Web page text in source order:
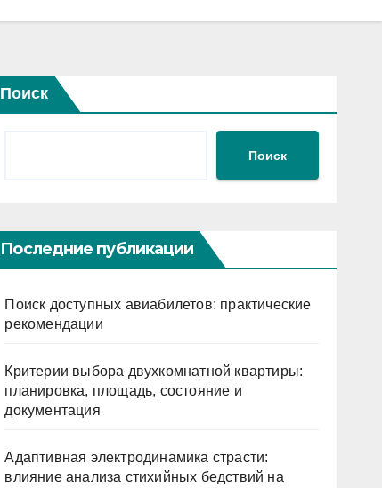
Поиск
Поиск
Последние публикации
Поиск доступных авиабилетов: практические
рекомендации
Критерии выбора двухкомнатной квартиры:
планировка, площадь, состояние и
документация
Адаптивная электродинамика страсти:
влияние анализа стихийных бедствий на